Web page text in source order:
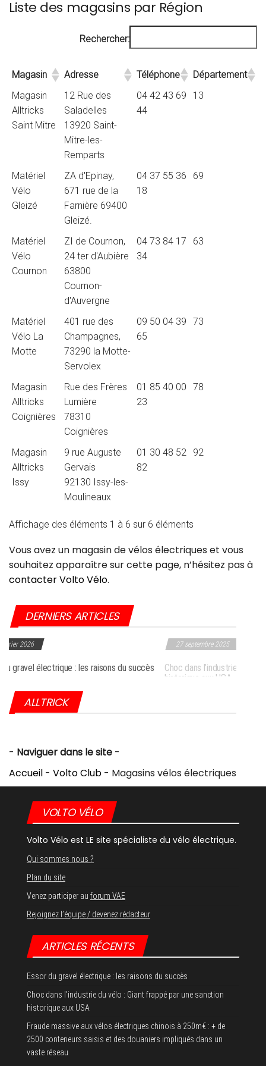
Liste des magasins par Région
Rechercher:
Magasin Adresse Téléphone
Département
Magasin
Alltricks
Saint Mitre
12 Rue des
Saladelles
13920 Saint-
Mitre-les-
Remparts
04 42 43 69
44
13
Matériel
Vélo
Gleizé
ZA d'Epinay,
671 rue de la
Farnière 69400
Gleizé.
04 37 55 36
18
69
Matériel
Vélo
Cournon
ZI de Cournon,
24 ter d'Aubière
63800
Cournon-
d'Auvergne
04 73 84 17
34
63
Matériel
Vélo La
Motte
401 rue des
Champagnes,
73290 la Motte-
Servolex
09 50 04 39
65
73
Magasin
Alltricks
Coignières
Rue des Frères
Lumière
78310
Coignières
01 85 40 00
23
78
Magasin
Alltricks
Issy
9 rue Auguste
Gervais
92130 Issy-les-
Moulineaux
01 30 48 52
82
92
Affichage des éléments 1 à 6 sur 6 éléments
Vous avez un magasin de vélos électriques et vous
souhaitez apparaître sur cette page, n’hésitez pas à
contacter Volto Vélo.
DERNIERS ARTICLES
27 septembre 2025
Choc dans l’industrie du vélo : Giant
historique aux USA
électrique : les raisons du succès
ALLTRICK
- Naviguer dans le site -
Accueil - Volto Club - Magasins vélos électriques
VOLTO VÉLO
Volto Vélo est LE site spécialiste du vélo électrique.
Qui sommes nous ?
Plan du site
Venez participer au forum VAE
Rejoignez l’équipe / devenez rédacteur
ARTICLES RÉCENTS
Essor du gravel électrique : les raisons du succès
Choc dans l’industrie du vélo : Giant frappé par une sanction
historique aux USA
Fraude massive aux vélos électriques chinois à 250m€ : + de
2500 conteneurs saisis et des douaniers impliqués dans un
vaste réseau